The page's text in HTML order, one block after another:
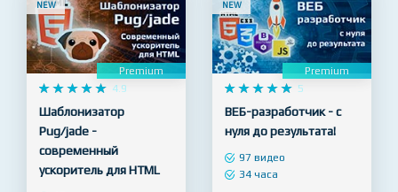
NEW
Premium
   
   
Шаблонизатор
Pug/jade -
NEW
    
     5
ВЕБ-разработчик - с
нуля до результата!